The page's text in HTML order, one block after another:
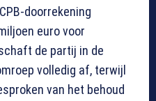
doorrekening
euro voor
de partij in de
volledig af, terwijl
van het behoud